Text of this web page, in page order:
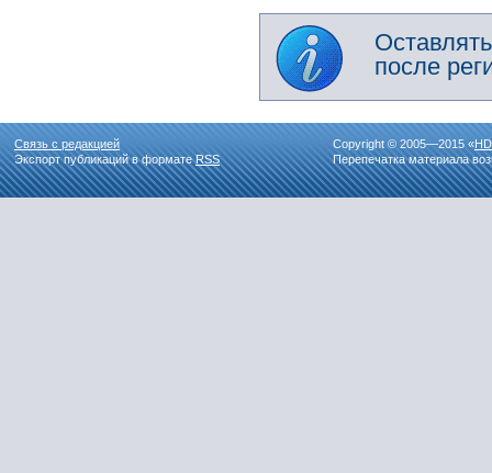
после
Связь с редакцией
Экспорт публикаций в форматеRSS
Copyright © 2005—2015 «
Перепечатка материала